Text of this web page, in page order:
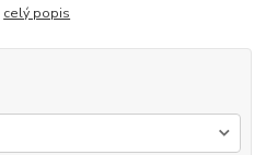
celý popis